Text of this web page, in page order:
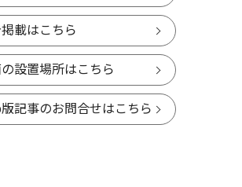
載はこちら
設置場所はこちら
記事のお問合せはこちら